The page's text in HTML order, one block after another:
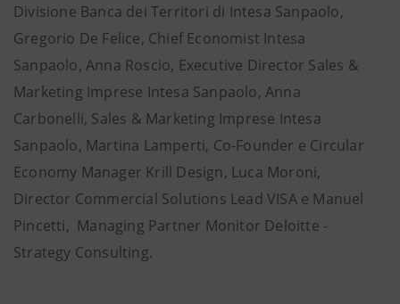
Divisione Banca dei Territori di Intesa Sanpaolo,
Gregorio De Felice, Chief Economist Intesa
Sanpaolo, Anna Roscio, Executive Director Sales &
Marketing Imprese Intesa Sanpaolo, Anna
Carbonelli, Sales & Marketing Imprese Intesa
Sanpaolo, Martina Lamperti, Co-Founder e Circular
Economy Manager Krill Design, Luca Moroni,
Director Commercial Solutions Lead VISA e Manuel
Pincetti, Managing Partner Monitor Deloitte -
Strategy Consulting.